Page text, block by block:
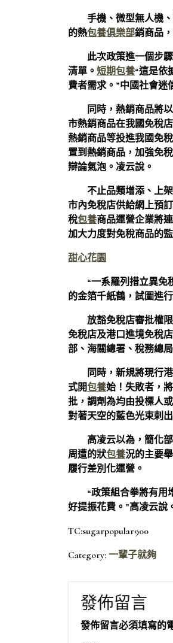
手機、微型無人機
的熱包養俱樂部銷商品
此次政策進一個步
清單。 短期包養“這是依
費者需求。”中國社會迷
同時，熱銷商品將
市熱銷商品在我國免稅
熱銷商品等投進我國免
置到熱銷商品，加強免
辯論氣泡。凌云說。
不止品類增添、上
市內免稅店供給網上預
稅包養商品運營企業將
加大力度對免稅商品的
甜心花園
“一系羅列措立異免
的金箔千紙鶴，試圖進
放豁免稅店審批權
免稅店及港口進境免稅
部、海關總署、稅務總
同時，新規將現行
式開包養始！失敗者，
批，調劑為均由投標人
對著天空的藍色光束刺
高凌云以為，簡化
周遭的狀包養況的主要
履行差別化運營。
“政策組合拳將有用
好提振花費。”高凌云說
TC:sugarpopular900
Category: 一輩子就夠
發佈留言
發佈留言必須填寫的